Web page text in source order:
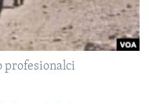
profesionalci